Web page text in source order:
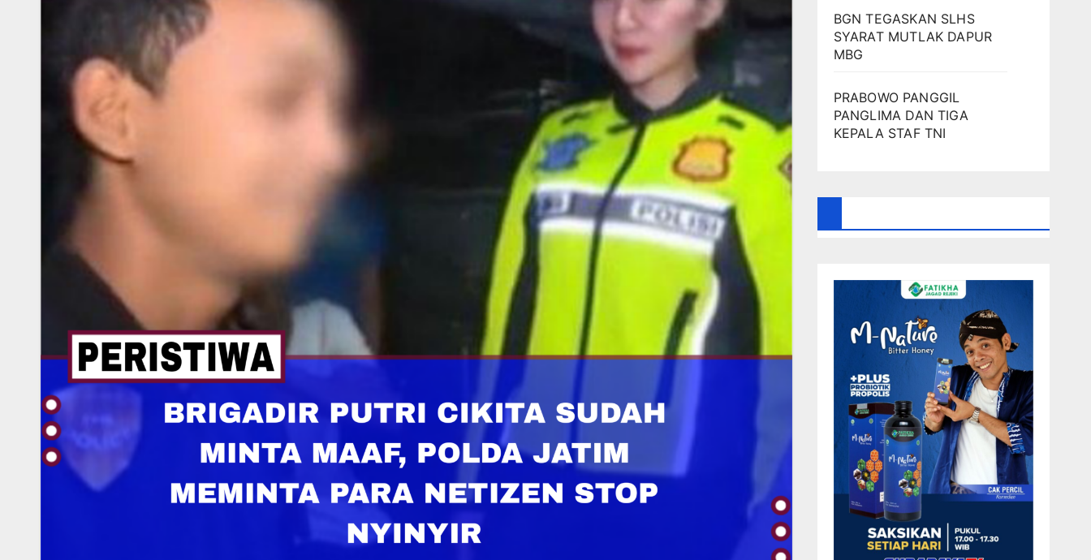
BGN TEGASKAN SLHS
SYARAT MUTLAK DAPUR
MBG
PRABOWO PANGGIL
PANGLIMA DAN TIGA
KEPALA STAF TNI